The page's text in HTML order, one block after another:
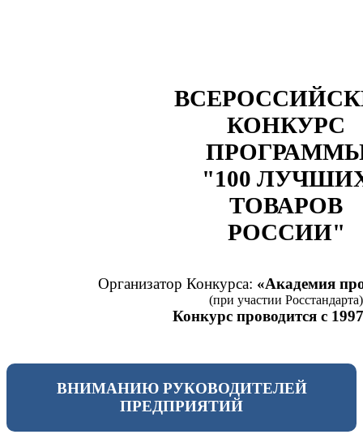
КОНКУРС
"100
ТОВАРОВ
РОССИИ"
Организатор Конкурса: «Академия
(при участии Росстандарта)
Конкурс проводится с
ВНИМАНИЮ РУКОВОДИТЕЛЕЙ
ПРЕДПРИЯТИЙ